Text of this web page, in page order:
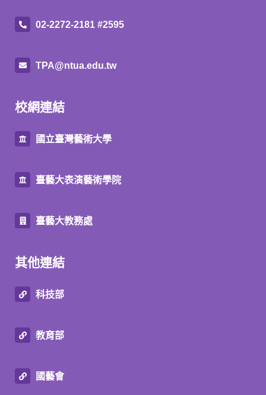
02-2272-2181 #2595
TPA@ntua.edu.tw
校網連結
國立臺灣藝術大學
臺藝大表演藝術學院
臺藝大教務處
其他連結
科技部
教育部
國藝會